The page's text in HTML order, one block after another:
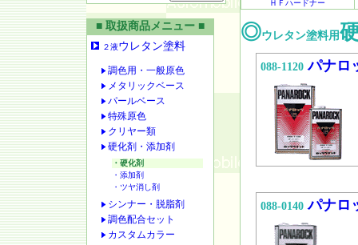
■ 取扱商品メニュー ■
２液ウレタン塗料
調色用・一般原色
メタリックベース
パールベース
特殊原色
クリヤー類
硬化剤・添加剤
・硬化剤
・添加剤
・ツヤ消し剤
シンナー・脱脂剤
調色配合セット
カスタムカラー
ＨＦハードナー
◎ウレタン塗料用
088-1120パナロ
088-0140パナロ